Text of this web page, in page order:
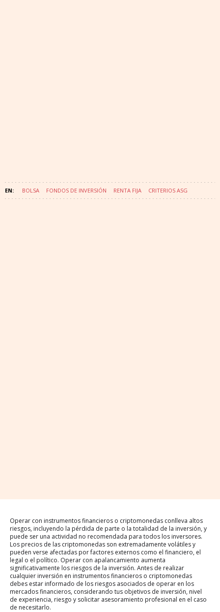
BOLSA FONDOS DE INVERSIÓN RENTA FIJA CRITERIOS ASG
Operar con instrumentos financieros o criptomonedas conlleva altos
riesgos, incluyendo la pérdida de parte o la totalidad de la inversión, y
puede ser una actividad no recomendada para todos los inversores.
Los precios de las criptomonedas son extremadamente volátiles y
pueden verse afectadas por factores externos como el financiero, el
legal o el político. Operar con apalancamiento aumenta
significativamente los riesgos de la inversión. Antes de realizar
cualquier inversión en instrumentos financieros o criptomonedas
debes estar informado de los riesgos asociados de operar en los
mercados financieros, considerando tus objetivos de inversión, nivel
de experiencia, riesgo y solicitar asesoramiento profesional en el caso
de necesitarlo.